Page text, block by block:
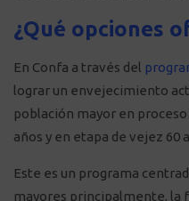
¿Qué opciones
En Confa a través del
lograr un envejecimiento
población mayor en
años y en etapa de vejez 60
Este es un programa
mayores principalmente, la